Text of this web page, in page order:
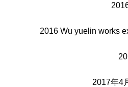
2016 Wu yuelin works
2017年4